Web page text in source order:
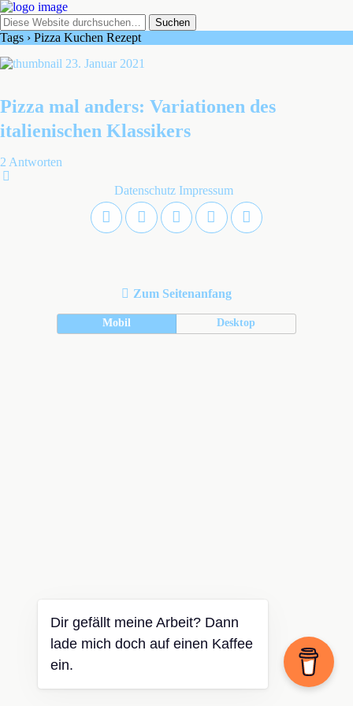
Tags › Pizza Kuchen Rezept
23. Januar 2021
Pizza mal anders: Variationen des
italienischen Klassikers
2 Antworten
Datenschutz Impressum
Zum Seitenanfang
Mobil Desktop
Dir gefällt meine Arbeit? Dann
lade mich doch auf einen Kaffee
ein.